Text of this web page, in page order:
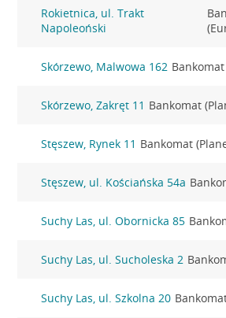
Rokietnica, ul. Trakt
Napoleoński
Skórzewo, Malwowa 162
Skórzewo, Zakręt 11 Bankomat
Stęszew, Rynek 11 Bankomat
Stęszew, ul. Kościańska 54a
Suchy Las, ul. Obornicka 85
Suchy Las, ul. Sucholeska 2
Suchy Las, ul. Szkolna 20